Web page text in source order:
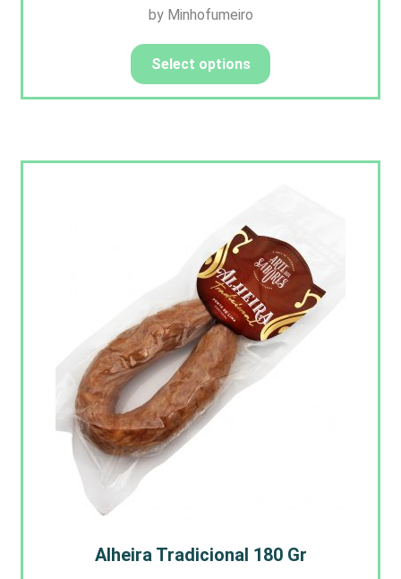
by Minhofumeiro
Select options
Alheira Tradicional 180 Gr